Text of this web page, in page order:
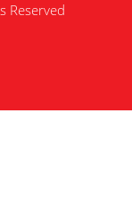
Reserved